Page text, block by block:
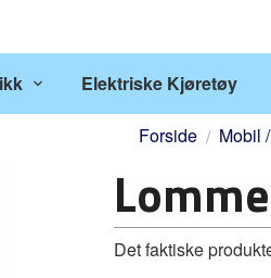
Elektriske Kjøretøy
Forside Mobil
Det faktiske